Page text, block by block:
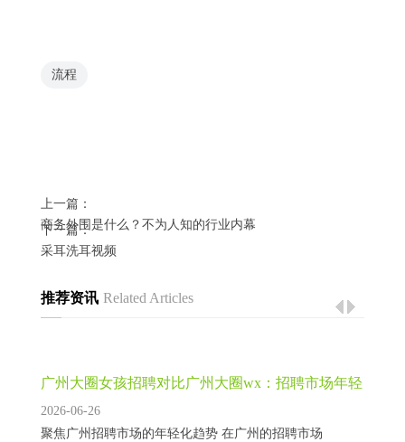
流程
上一篇：
商务外围是什么？不为人知的行业内幕
下一篇：
采耳洗耳视频
推荐资讯 Related Articles
‌广州大圈女孩招聘对比广州大圈wx‌：招聘市场年轻
化转型_77
2026-06-26
聚焦广州招聘市场的年轻化趋势 在广州的招聘市场